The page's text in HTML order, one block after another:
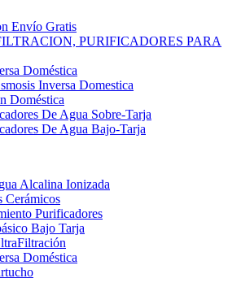
Envío Gratis
PURIFICADORES PARA
Doméstica
Inversa Domestica
Doméstica
De Agua Sobre-Tarja
De Agua Bajo-Tarja
Alcalina Ionizada
Cerámicos
Purificadores
Bajo Tarja
Doméstica